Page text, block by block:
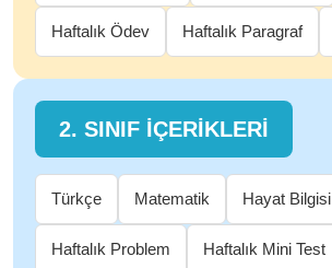
Haftalık Ödev Haftalık Paragraf
2. SINIF İÇERİKLERİ
Türkçe Matematik Hayat Bilgisi
Haftalık Problem Haftalık Mini Test